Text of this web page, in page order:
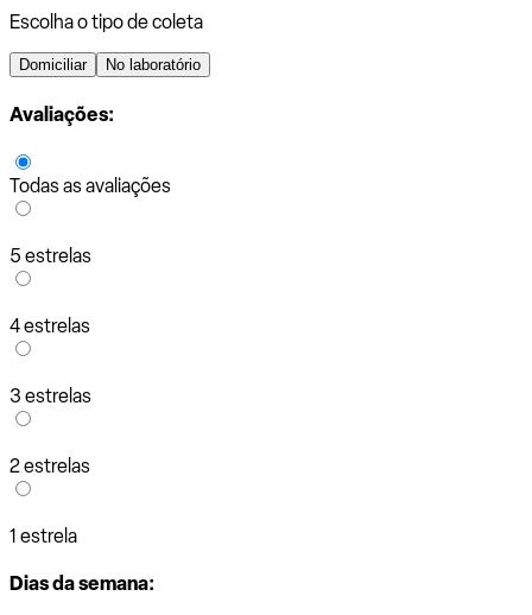
Escolha o tipo de coleta
Domiciliar No laboratório
Avaliações:
Todas as avaliações
5 estrelas
4 estrelas
3 estrelas
2 estrelas
1 estrela
Dias da semana: